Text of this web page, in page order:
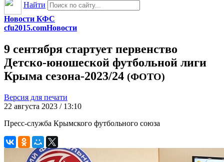
Найти
Новости КФС
cfu2015.comНовости
9 сентября стартует первенство
Детско-юношеской футбольной лиги
Крыма сезона-2023/24 (ФОТО)
Версия для печати
22 августа 2023 / 13:10
Пресс-служба Крымского футбольного союза